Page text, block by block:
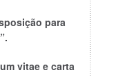
para
vitae e carta